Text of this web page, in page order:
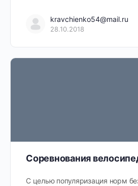
kravchienko54@mail.ru
28.10.2018
Соревнования
С целью популяризация норм